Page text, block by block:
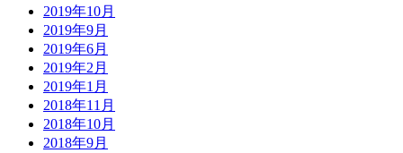
2019年10月
2019年9月
2019年6月
2019年2月
2019年1月
2018年11月
2018年10月
2018年9月